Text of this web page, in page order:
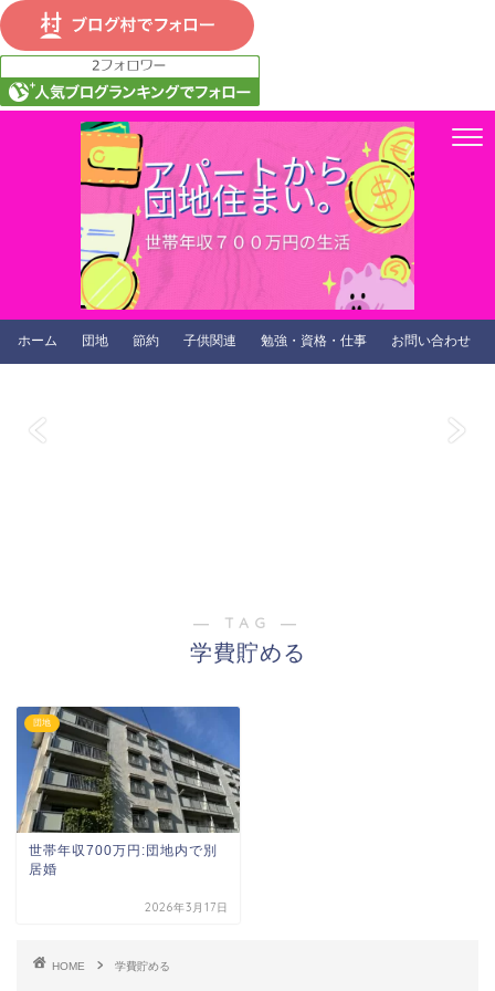
ホーム 団地 節約 子供関連 勉強・資格・仕事 お問い合わせ
― TAG ―
学費貯める
団地
世帯年収700万円:団地内で別
居婚
2026年3月17日
HOME 学費貯める